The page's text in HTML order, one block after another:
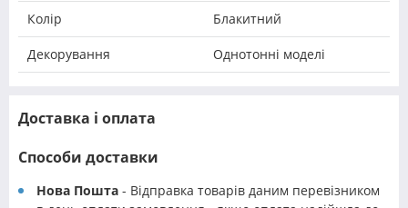
Колір Блакитний
Декорування Однотонні моделі
Доставка і оплата
Способи доставки
Нова Пошта - Відправка товарів даним перевізником